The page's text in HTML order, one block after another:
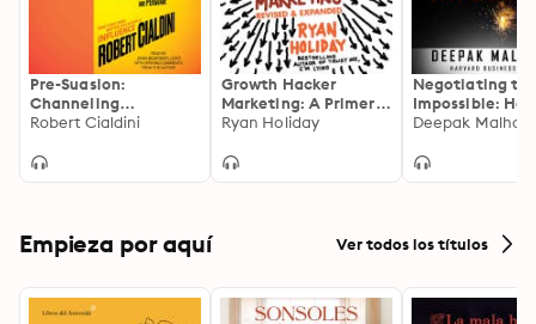
Whether you are in advertising, marketing,
management, on sales, or just curious about how to be
more influential in everyday life, Yes! shows how
making small, scientifically proven changes to your
approach can have a dramatic effect on your
Pre-Suasion:
Channeling
Attention for Change
Robert Cialdini
Growth Hacker
Marketing: A Primer
on the Future of PR,
Advertising: Revised
Ryan Holiday
Negotiating
Impossible:
Break
Conflicts
Deepak
Empieza por aquí Ver todos los títulos